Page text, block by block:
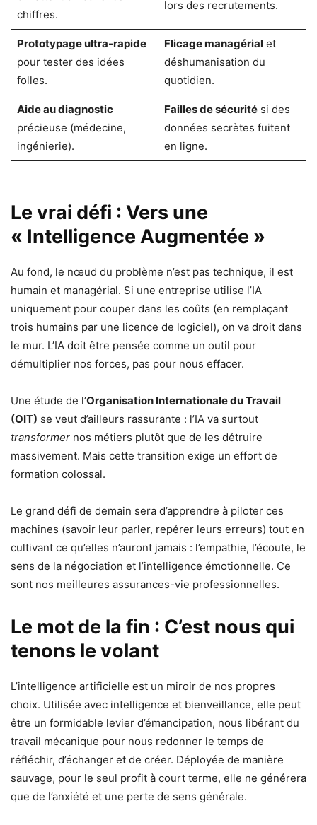
chiffres.
lors des recrutements.
Prototypage ultra-rapide
pour tester des idées
folles.
Flicage managérialet
déshumanisation du
quotidien.
Aide au diagnostic
précieuse (médecine,
ingénierie).
Failles de sécuritési des
données secrètes fuitent
en ligne.
Le vrai défi : Vers une
« Intelligence Augmentée »
Au fond, le nœud du problème n’est pas technique, il est
humain et managérial. Si une entreprise utilise l’IA
uniquement pour couper dans les coûts (en remplaçant
trois humains par une licence de logiciel), on va droit dans
le mur. L’IA doit être pensée comme un outil pour
démultiplier nos forces, pas pour nous effacer.
Une étude de l’Organisation Internationale du Travail
(OIT) se veut d’ailleurs rassurante : l’IA va surtout
transformer nos métiers plutôt que de les détruire
massivement. Mais cette transition exige un effort de
formation colossal.
Le grand défi de demain sera d’apprendre à piloter ces
machines (savoir leur parler, repérer leurs erreurs) tout en
cultivant ce qu’elles n’auront jamais : l’empathie, l’écoute, le
sens de la négociation et l’intelligence émotionnelle. Ce
sont nos meilleures assurances-vie professionnelles.
Le mot de la fin : C’est nous qui
tenons le volant
L’intelligence artificielle est un miroir de nos propres
choix. Utilisée avec intelligence et bienveillance, elle peut
être un formidable levier d’émancipation, nous libérant du
travail mécanique pour nous redonner le temps de
réfléchir, d’échanger et de créer. Déployée de manière
sauvage, pour le seul profit à court terme, elle ne générera
que de l’anxiété et une perte de sens générale.